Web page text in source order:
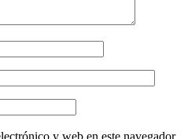
y web en este navegador